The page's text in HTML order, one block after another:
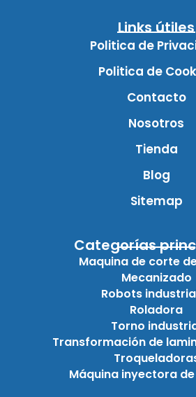
Links útiles
Politica de
Politica de
Contacto
Nosotros
Tienda
Blog
Sitemap
Categorías
Maquina de corte
Mecanizado
Robots
Roladora
Torno
Transformación de
Máquina inyectora